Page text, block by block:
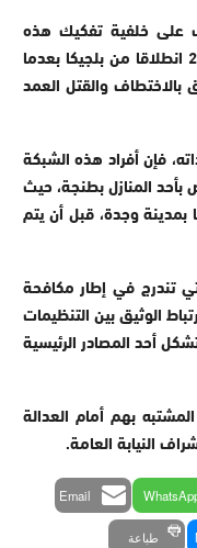
على خلفية تفكيك هذه
الشبكة، تم ترحيله إلى المملكة سنة 2014 انطلاقا من بلجيكا بعدما
والقتل العمد
فإن أفراد هذه الشبكة
المنازل بطنجة، حيث
وجدة، قبل أن يتم
تندرج في إطار مكافحة
الوثيق بين التنظيمات
أحد المصادر الرئيسية
بهم أمام العدالة
النيابة العامة.
Email
طباعة